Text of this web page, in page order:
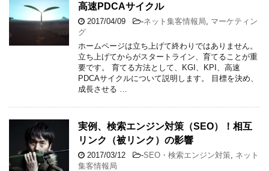
高速PDCAサイクル
2017/04/09 -ネット集客情報局
マーケティン
グ
ホームページは立ち上げて終わりではありません。
立ち上げてからがスタートライン、育てることが重
要です。 育てる方法として、KGI、KPI、高速
PDCAサイクルについて説明します。 目標を決め、
成長させる …
実例、検索エンジン対策（SEO）！相互
リンク（被リンク）の影響
2017/03/12 -SEO・検索エンジン対策 ネット
集客情報局